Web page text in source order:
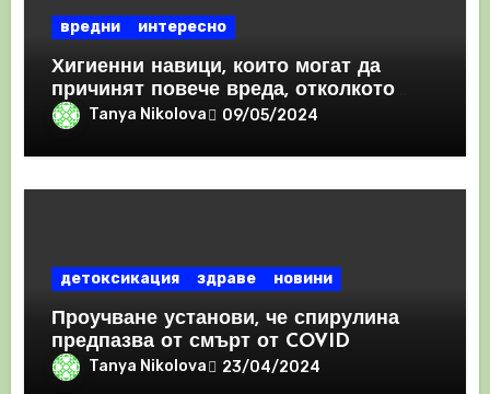
вредни интересно
Хигиенни навици, които могат да
причинят повече вреда, отколкото
ползаTanya Nikolova 09/05/2024
детоксикация здраве новини
Проучване установи, че спирулина
предпазва от смърт от COVID
Tanya Nikolova 23/04/2024